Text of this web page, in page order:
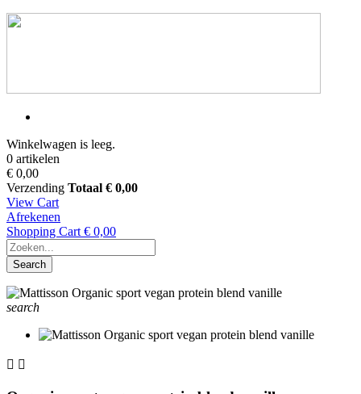
Winkelwagen is leeg.
0 artikelen
€ 0,00
Verzending Totaal € 0,00
View Cart
Afrekenen
Shopping Cart € 0,00
Search
search
 